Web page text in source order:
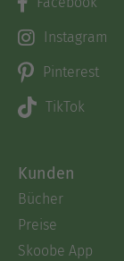
Instagram
Pinterest
TikTok
Kunden
Bücher
Preise
Skoobe App